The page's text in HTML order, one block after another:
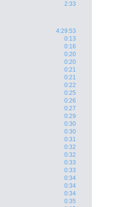
2:33
4:29:53
0:13
0:16
0:20
0:20
0:21
0:21
0:22
0:25
0:26
0:27
0:29
0:30
0:30
0:31
0:32
0:32
0:33
0:33
0:34
0:34
0:34
0:35